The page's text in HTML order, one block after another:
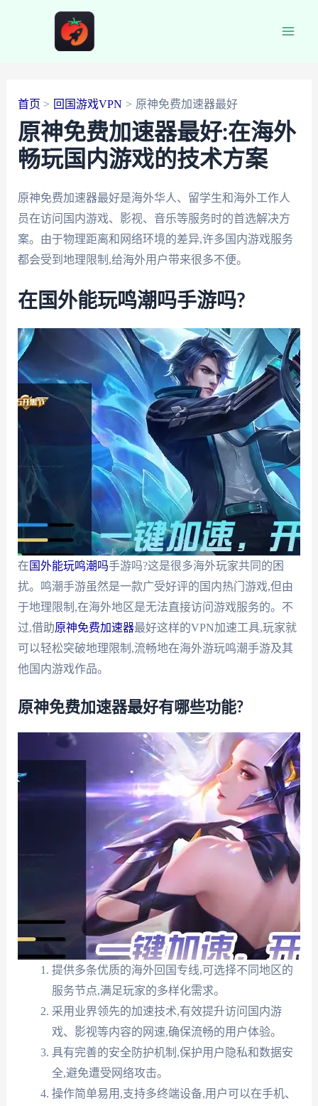
首页 回国游戏VPN 原神免费加速器最好
原神免费加速器最好:在海外
畅玩国内游戏的技术方案
原神免费加速器最好是海外华人、留学生和海外工作人
员在访问国内游戏、影视、音乐等服务时的首选解决方
案。由于物理距离和网络环境的差异,许多国内游戏服务
都会受到地理限制,给海外用户带来很多不便。
在国外能玩鸣潮吗手游吗?
在 国外能玩鸣潮吗手游吗?这是很多海外玩家共同的困
扰。鸣潮手游虽然是一款广受好评的国内热门游戏,但由
于地理限制,在海外地区是无法直接访问游戏服务的。不
过,借助原神免费加速器最好这样的VPN加速工具,玩家就
可以轻松突破地理限制,流畅地在海外游玩鸣潮手游及其
他国内游戏作品。
原神免费加速器最好有哪些功能?
提供多条优质的海外回国专线,可选择不同地区的
服务节点,满足玩家的多样化需求。
采用业界领先的加速技术,有效提升访问国内游
戏、影视等内容的网速,确保流畅的用户体验。
具有完善的安全防护机制,保护用户隐私和数据安
全,避免遭受网络攻击。
操作简单易用,支持多终端设备,用户可以在手机、